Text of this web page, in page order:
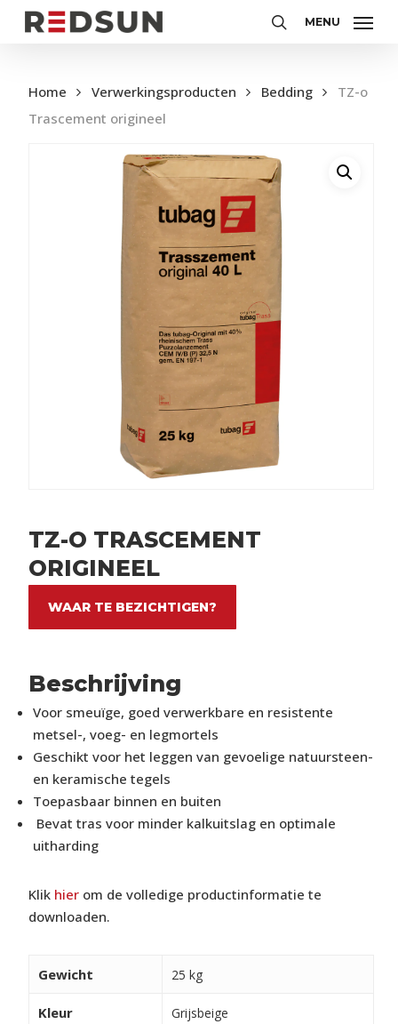
Skip
MENU
Home Verwerkingsproducten Bedding
TZ-o
Trascement origineel
TZ-O TRASCEMENT
ORIGINEEL
WAAR TE BEZICHTIGEN?
Beschrijving
Voor smeuïge, goed verwerkbare en resistente
metsel-, voeg- en legmortels
Geschikt voor het leggen van gevoelige natuursteen-
en keramische tegels
Toepasbaar binnen en buiten
Bevat tras voor minder kalkuitslag en optimale
uitharding
Klik hierom de volledige productinformatie te
downloaden.
Gewicht 25 kg
Kleur Grijsbeige